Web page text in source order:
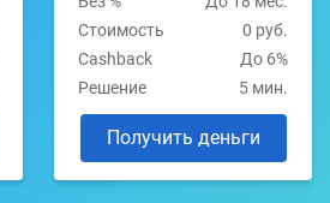
Стоимость
0 руб.
Cashback
До 6%
Решение
5 мин.
Получить деньги